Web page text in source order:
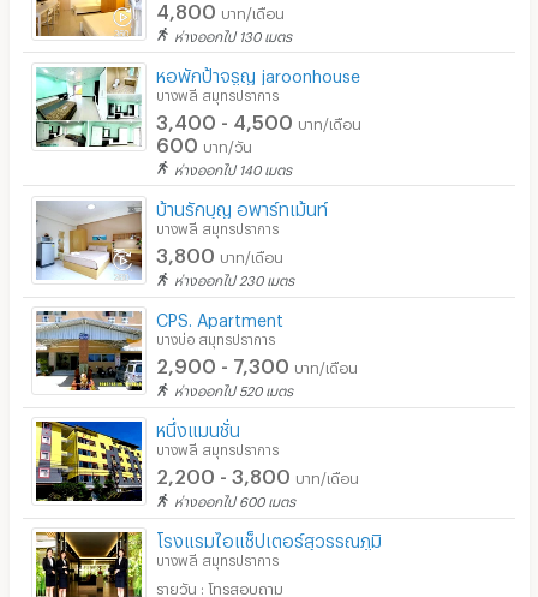
4,800 บาท/เดือน
ห่างออกไป 130 เมตร
หอพักป้าจรูญ jaroonhouse
บางพลี สมุทรปราการ
3,400 - 4,500 บาท/เดือน
600 บาท/วัน
ห่างออกไป 140 เมตร
บ้านรักบุญ อพาร์ทเม้นท์
บางพลี สมุทรปราการ
3,800 บาท/เดือน
ห่างออกไป 230 เมตร
CPS. Apartment
บางบ่อ สมุทรปราการ
2,900 - 7,300 บาท/เดือน
ห่างออกไป 520 เมตร
หนึ่งแมนชั่น
บางพลี สมุทรปราการ
2,200 - 3,800 บาท/เดือน
ห่างออกไป 600 เมตร
โรงแรมไอแช็ปเตอร์สุวรรณภูมิ
บางพลี สมุทรปราการ
รายวัน : โทรสอบถาม